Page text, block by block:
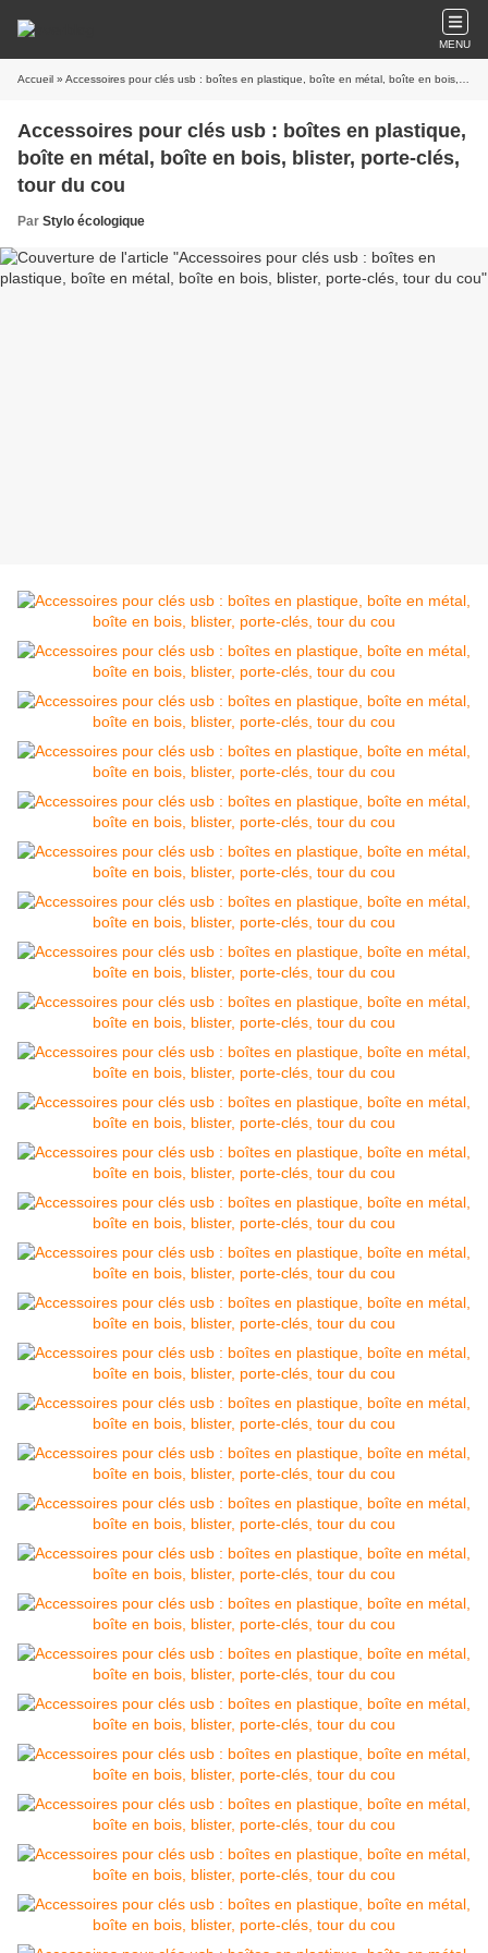
MENU
Accueil » Accessoires pour clés usb : boîtes en plastique, boîte en métal, boîte en bois, blister, porte-clés, tour du cou
Accessoires pour clés usb : boîtes en plastique,
boîte en métal, boîte en bois, blister, porte-clés,
tour du cou
Par Stylo écologique